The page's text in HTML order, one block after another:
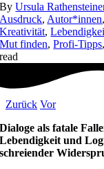
ByUrsula
Ausdruck, Autor*innen
Kreativität,
Mut finden,Profi-Tipps,
read
Zurück Vor
Dialoge als fatale
Lebendigkeit und
schreiender